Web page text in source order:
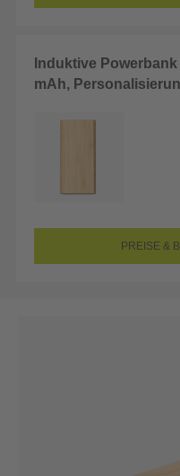
Induktive
mAh,
PREISE &